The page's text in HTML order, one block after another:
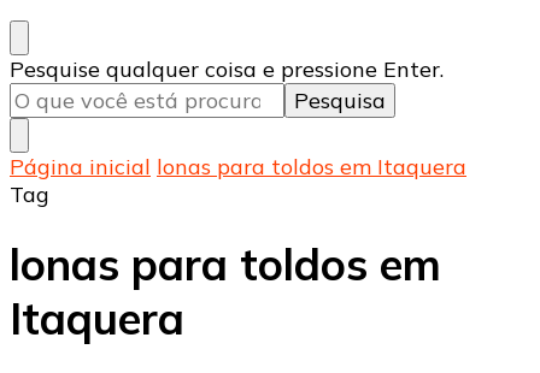
Procurando
algo?
Pesquise qualquer coisa e pressione Enter.
Página inicial lonas para toldos em Itaquera
Tag
lonas para toldos em
Itaquera